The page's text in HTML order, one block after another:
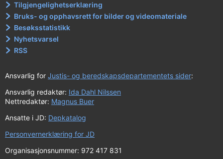
Tilgjengelighetserklæring
Bruks- og opphavsrett for bilder og videomateriale
Besøksstatistikk
Nyhetsvarsel
RSS
Ansvarlig for Justis- og beredskapsdepartementets sider:
Ansvarlig redaktør: Ida Dahl Nilssen
Nettredaktør: Magnus Buer
Ansatte i JD: Depkatalog
Personvernerklæring for JD
Organisasjonsnummer: 972 417 831